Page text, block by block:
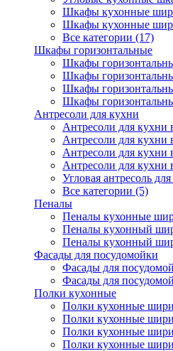
Шкафы кухонные
Шкафы кухонные
Все категории (17)
Шкафы горизонтальные
Шкафы
Шкафы
Шкафы
Шкафы
Антресоли для кухни
Антресоли для кухни
Антресоли для кухни
Антресоли для кухни
Антресоли для кухни
Угловая антресоль
Все категории (5)
Пеналы
Пеналы кухонные
Пеналы кухонный
Пеналы кухонный
Фасады для посудомойки
Фасады для
Фасады для
Полки кухонные
Полки кухонные
Полки кухонные
Полки кухонные
Полки кухонные